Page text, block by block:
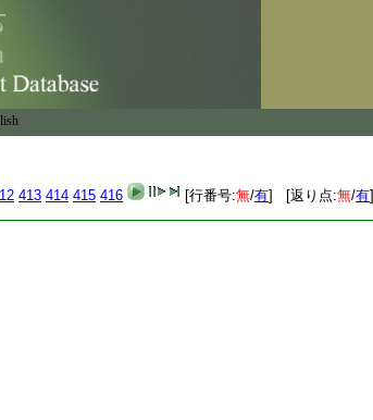
413 414 415 416 [行番号:無/有] [返り点:無/有]